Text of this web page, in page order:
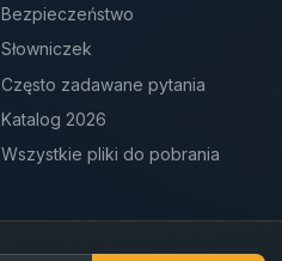
Bezpieczeństwo
Słowniczek
Często zadawane pytania
Katalog 2026
Wszystkie pliki do pobrania